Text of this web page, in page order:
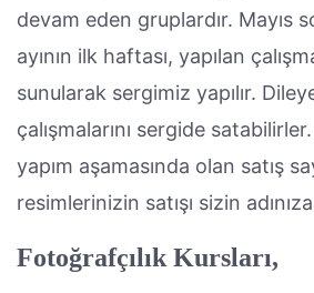
devam eden gruplardır. Mayıs
ayının ilk haftası, yapılan
sunularak sergimiz yapılır.
çalışmalarını sergide
yapım aşamasında olan satış
resimlerinizin satışı sizin
Fotoğrafçılık Kursları,